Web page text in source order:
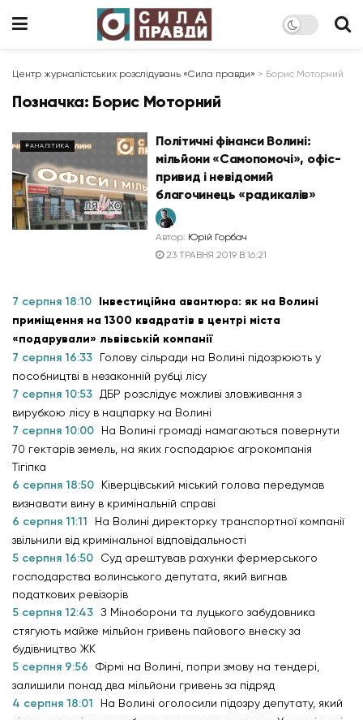
Центр журналістських розслідувань «Сила правди» > Борис Моторний
Позначка: Борис Моторний
#АНАЛІТИКА
Політичні фінанси Волині:
мільйони «Самопомочі», офіс-
привид і невідомий
благочинець «радикалів»
Автор: Юрій Горбач
23 ТРАВНЯ 2019 В 16:21
7 серпня 18:10 Інвестиційна авантюра: як на Волині
приміщення на 1300 квадратів в центрі міста
«подарували» львівській компанії
7 серпня 16:33
Голову сільради на Волині підозрюють у
пособництві в незаконній рубці лісу
7 серпня 10:53
ДБР розслідує можливі зловживання з
вирубкою лісу в нацпарку на Волині
7 серпня 10:00
На Волині громаді намагаються повернути
70 гектарів земель, на яких господарює агрокомпанія
Тігіпка
6 серпня 18:50
Ківерцівський міський голова передумав
визнавати вину в кримінальній справі
6 серпня 11:11
На Волині директорку транспортної компанії
звільнили від кримінальної відповідальності
5 серпня 16:50
Суд арештував рахунки фермерського
господарства волинського депутата, який вигнав
податкових ревізорів
5 серпня 12:43 З Міноборони та луцького забудовника
стягують майже мільйон гривень пайового внеску за
будівництво ЖК
5 серпня 9:56
Фірмі на Волині, попри змову на тендері,
залишили понад два мільйони гривень за підряд
4 серпня 18:01
На Волині оголосили підозру депутату, який